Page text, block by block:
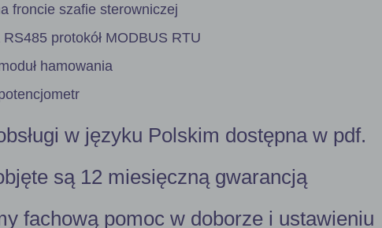
froncie szafie sterowniczej
protokół MODBUS RTU
hamowania
w języku Polskim dostępna w pdf.
są 12 miesięczną gwarancją
fachową pomoc w doborze i ustawieniu